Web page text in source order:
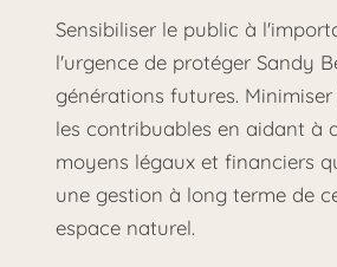
Sensibiliser le public à
l'urgence de protéger Sandy
générations futures.
les contribuables en aidant à
moyens légaux et financiers
une gestion à long terme de
espace naturel.